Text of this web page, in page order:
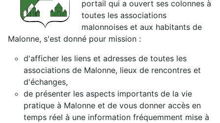
portail qui a ouvert ses colonnes à
toutes les associations
malonnoises et aux habitants de
Malonne, s'est donné pour mission :
d'afficher les liens et adresses de toutes les
associations de Malonne, lieux de rencontres et
d'échanges,
de présenter les aspects importants de la vie
pratique à Malonne et de vous donner accès en
temps réel à une information fréquemment mise à